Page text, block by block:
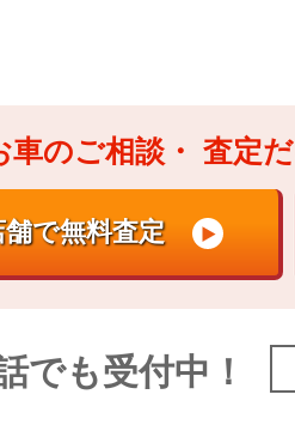
車のご相談・ 査定
でも受付中！